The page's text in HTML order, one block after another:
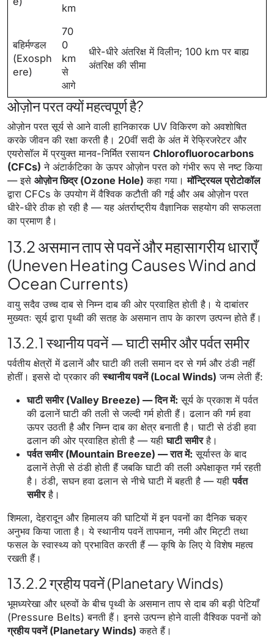
km
बहिर्मण्डल
(Exosph
ere)
70
0
km
से
आगे
धीरे-धीरे अंतरिक्ष में विलीन; 100 km पर बाह्य
अंतरिक्ष की सीमा
ओज़ोन परत क्यों महत्वपूर्ण है?
ओज़ोन परत सूर्य से आने वाली हानिकारक UV विकिरण को अवशोषित
करके जीवन की रक्षा करती है। 20वीं सदी के अंत में रेफ्रिजरेटर और
एयरोसॉल में प्रयुक्त मानव-निर्मित रसायन Chlorofluorocarbons
(CFCs) ने अंटार्कटिका के ऊपर ओज़ोन परत को गंभीर रूप से नष्ट किया
— इसे ओज़ोन छिद्र (Ozone Hole) कहा गया।मॉन्ट्रियल प्रोटोकॉल
द्वारा CFCs के उपयोग में वैश्विक कटौती की गई और अब ओज़ोन परत
धीरे-धीरे ठीक हो रही है — यह अंतर्राष्ट्रीय वैज्ञानिक सहयोग की सफलता
का प्रमाण है।
13.2 असमान ताप से पवनें और महासागरीय धाराएँ
(Uneven Heating Causes Wind and
Ocean Currents)
वायु सदैव उच्च दाब से निम्न दाब की ओर प्रवाहित होती है। ये दाबांतर
मुख्यतः सूर्य द्वारा पृथ्वी की सतह के असमान ताप के कारण उत्पन्न होते हैं।
13.2.1 स्थानीय पवनें — घाटी समीर और पर्वत समीर
पर्वतीय क्षेत्रों में ढलानें और घाटी की तली समान दर से गर्म और ठंडी नहीं
होतीं। इससे दो प्रकार कीस्थानीय पवनें (Local Winds) जन्म लेती हैं:
घाटी समीर (Valley Breeze) — दिन में: सूर्य के प्रकाश में पर्वत
की ढलानें घाटी की तली से जल्दी गर्म होती हैं। ढलान की गर्म हवा
ऊपर उठती है और निम्न दाब का क्षेत्र बनाती है। घाटी से ठंडी हवा
ढलान की ओर प्रवाहित होती है — यहीघाटी समीरहै।
पर्वत समीर (Mountain Breeze) — रात में: सूर्यास्त के बाद
ढलानें तेज़ी से ठंडी होती हैं जबकि घाटी की तली अपेक्षाकृत गर्म रहती
है। ठंडी, सघन हवा ढलान से नीचे घाटी में बहती है — यहीपर्वत
समीरहै।
शिमला, देहरादून और हिमालय की घाटियों में इन पवनों का दैनिक चक्र
अनुभव किया जाता है। ये स्थानीय पवनें तापमान, नमी और मिट्टी तथा
फसल के स्वास्थ्य को प्रभावित करती हैं — कृषि के लिए ये विशेष महत्व
रखती हैं।
13.2.2 ग्रहीय पवनें (Planetary Winds)
भूमध्यरेखा और ध्रुवों के बीच पृथ्वी के असमान ताप से दाब की बड़ी पेटियाँ
(Pressure Belts) बनती हैं। इनसे उत्पन्न होने वाली वैश्विक पवनों को
ग्रहीय पवनें (Planetary Winds) कहते हैं।